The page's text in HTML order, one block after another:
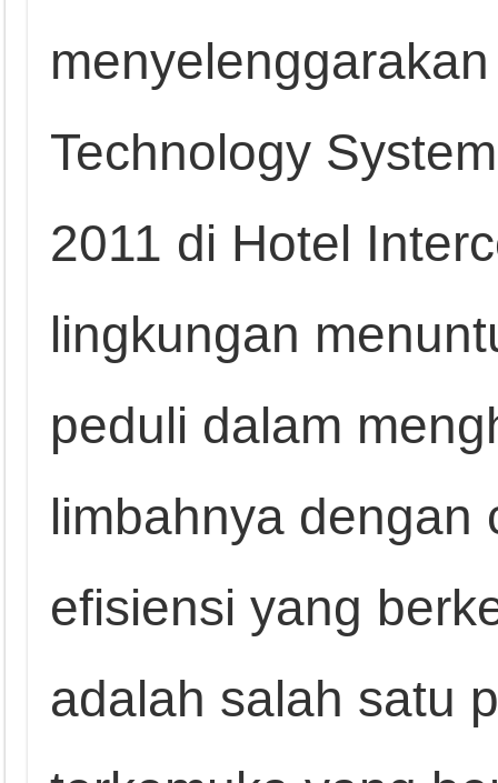
Technology
2011 di Hotel
lingkungan
peduli dalam
limbahnya dengan
efisiensi yang
adalah salah satu